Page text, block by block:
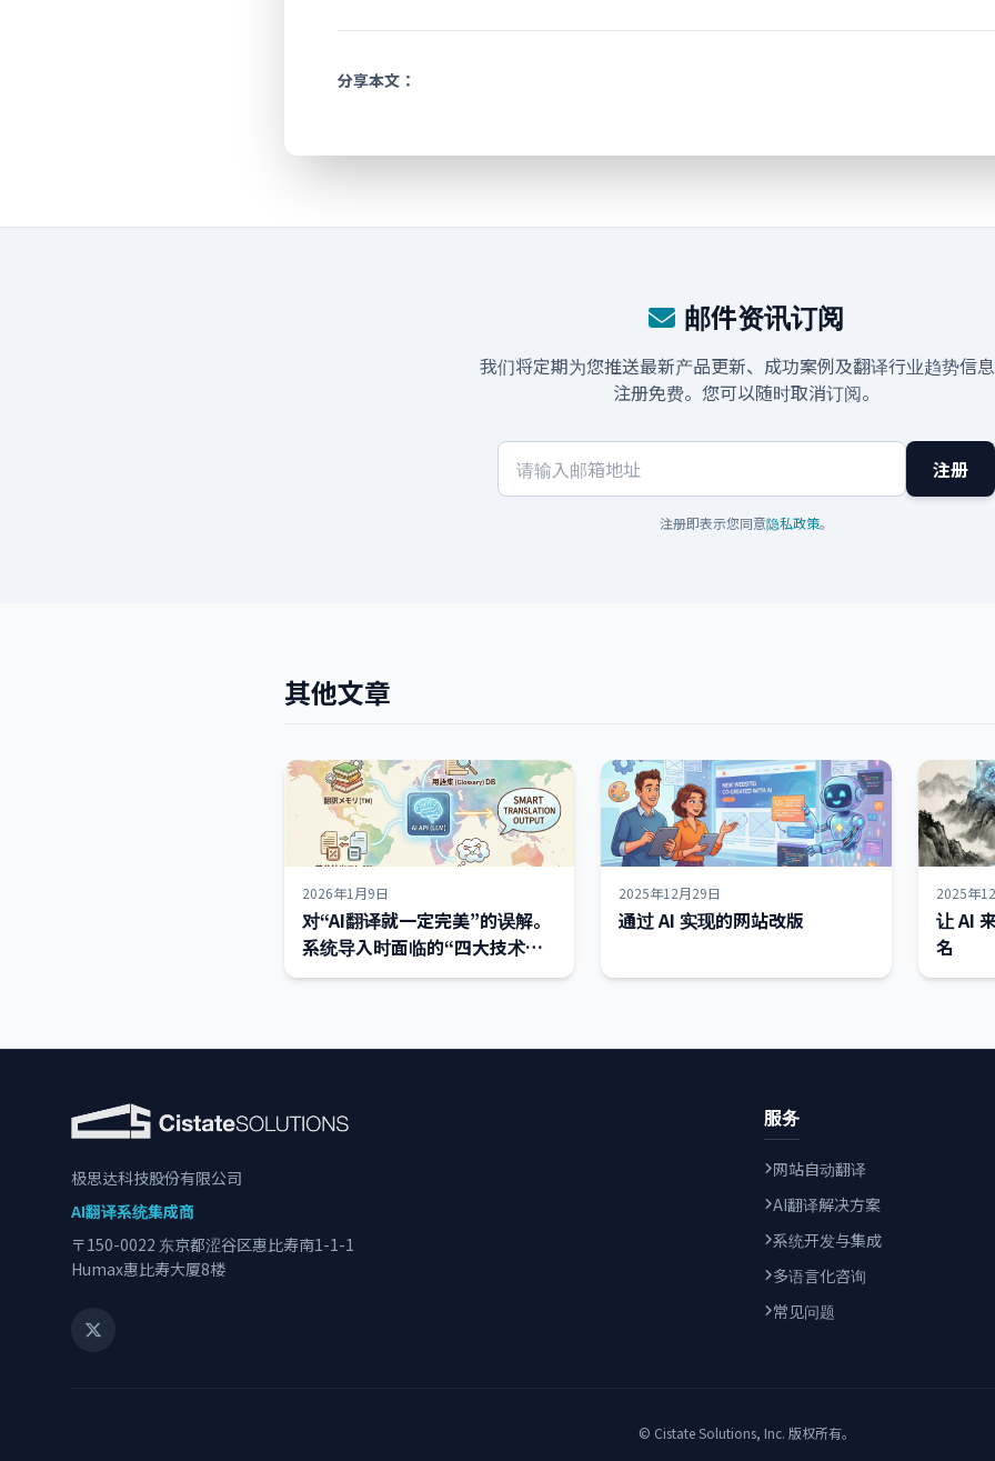
分享本文：
邮件资讯订阅
我们将定期为您推送最新产品更新、成功案例及翻译行业趋势信
注册免费。您可以随时取消订阅。
注册
注册即表示您同意隐私政策。
其他文章
2026年1月9日
对“AI翻译就一定完美”的误解。
系统导入时面临的“四大技术难
题”及其解决方案
2025年12月29日
通过 AI 实现的网站改版
2025年
让 AI
名
极思达科技股份有限公司
AI翻译系统集成商
〒150-0022 东京都涩谷区惠比寿南1-1-1
Humax惠比寿大厦8楼
服务
网站自动翻译
AI翻译解决方案
系统开发与集成
多语言化咨询
常见问题
© Cistate Solutions, Inc. 版权所有。